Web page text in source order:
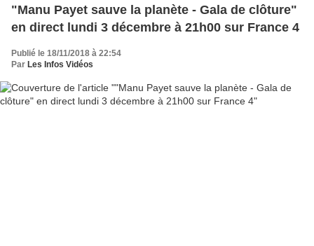
"Manu Payet sauve la planète - Gala de clôture"
en direct lundi 3 décembre à 21h00 sur France 4
Publié le 18/11/2018 à 22:54
Par Les Infos Vidéos